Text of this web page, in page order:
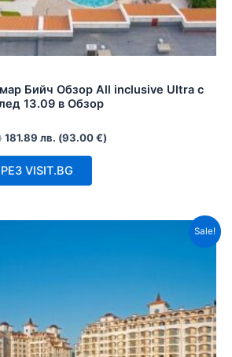
Бийч Обзор All inclusive Ultra с
13.09 в Обзор
181.89 лв. (93.00€)
VISIT.BG
Sale!